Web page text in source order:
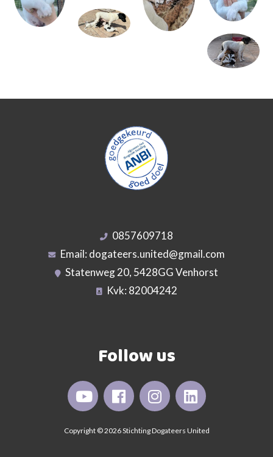
0857609718
Email: dogateers.united@gmail.com
Statenweg 20, 5428GG Venhorst
Kvk: 82004242
Follow us
Copyright © 2026 Stichting Dogateers United